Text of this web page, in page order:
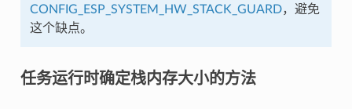
CONFIG_ESP_SYSTEM_HW_STACK_GUARD，避免
这个缺点。
任务运行时确定栈内存大小的方法